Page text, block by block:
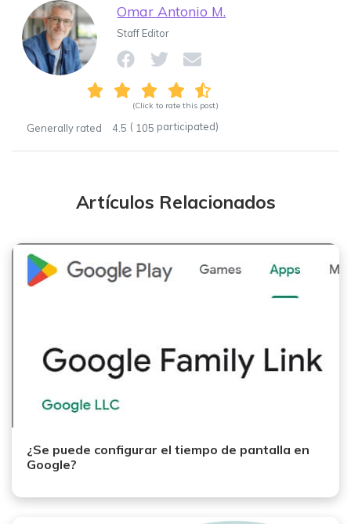
Omar Antonio M.
Staff Editor
(Click to rate this post)
Generally rated 4.5 ( 105 participated)
Artículos Relacionados
¿Se puede configurar el tiempo de pantalla en
Google?